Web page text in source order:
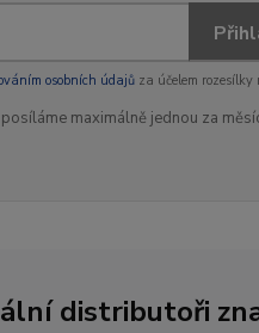
osobních údajůza účelem rozesílky
maximálně jednou za
distributoři